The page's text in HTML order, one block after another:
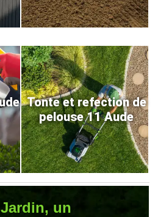
Tonte et refection de
pelouse 11 Aude
un